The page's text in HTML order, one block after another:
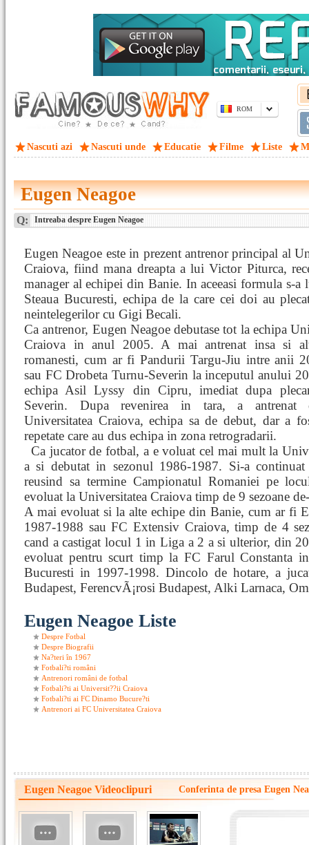
ROM
Nascuti azi Nascuti unde Educatie Filme Liste
Eugen Neagoe
Q: Intreaba despre Eugen Neagoe
Eugen Neagoe este in prezent antrenor principal al
Craiova, fiind mana dreapta a lui Victor Piturca,
manager al echipei din Banie. In aceeasi formula s-a
Steaua Bucuresti, echipa de la care cei doi au
neintelegerilor cu Gigi Becali.
Ca antrenor, Eugen Neagoe debutase tot la echipa
Craiova in anul 2005. A mai antrenat insa si
romanesti, cum ar fi Pandurii Targu-Jiu intre anii
sau FC Drobeta Turnu-Severin la inceputul anului
echipa Asil Lyssy din Cipru, imediat dupa
Severin. Dupa revenirea in tara, a
Universitatea Craiova, echipa sa de debut, dar a
repetate care au dus echipa in zona retrogradarii.
Ca jucator de fotbal, a evoluat cel mai mult la
a si debutat in sezonul 1986-1987. Si-a continuat
reusind sa termine Campionatul Romaniei pe
evoluat la Universitatea Craiova timp de 9 sezoane
A mai evoluat si la alte echipe din Banie, cum ar fi
1987-1988 sau FC Extensiv Craiova, timp de 4
cand a castigat locul 1 in Liga a 2 a si ulterior, din
evoluat pentru scurt timp la FC Farul Constanta
Bucuresti in 1997-1998. Dincolo de hotare, a
Budapest, FerencvÃ¡rosi Budapest, Alki Larnaca,
Eugen Neagoe Liste
Despre Fotbal
Despre Biografii
Na?teri în 1967
Fotbali?ti români
Antrenori români de fotbal
Fotbali?ti ai Universit??ii Craiova
Fotbali?ti ai FC Dinamo Bucure?ti
Antrenori ai FC Universitatea Craiova
Eugen Neagoe Videoclipuri Conferinta de presa Eugen